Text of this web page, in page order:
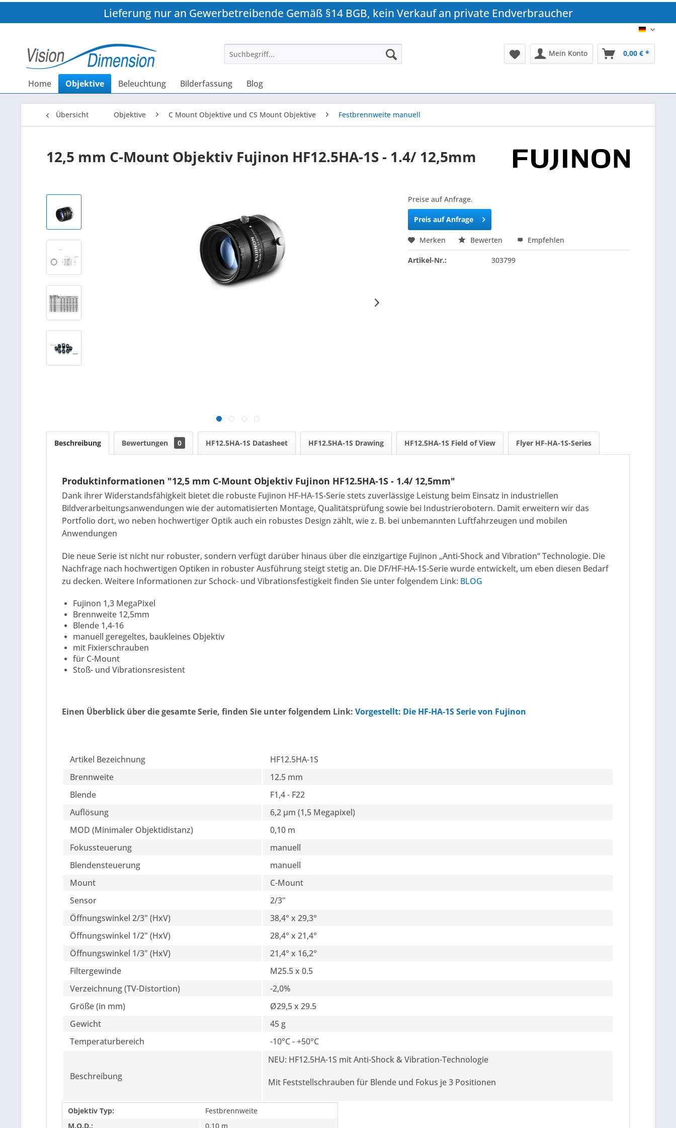
Lieferung nur an Gewerbetreibende Gemäß §14 BGB, kein Verkauf an private Endverbraucher
DE
Mein Konto 0,00 € *
Home Objektive Beleuchtung Bilderfassung Blog
Übersicht Objektive C Mount Objektive und CS Mount Objektive Festbrennweite manuell
12,5 mm C-Mount Objektiv Fujinon HF12.5HA-1S - 1.4/ 12,5mm
Preise auf Anfrage.
Preis auf Anfrage
Merken Bewerten Empfehlen
Artikel-Nr.: 303799
Beschreibung Bewertungen 0 HF12.5HA-1S Datasheet HF12.5HA-1S Drawing HF12.5HA-1S Field of View Flyer HF-HA-1S-Series
Produktinformationen "12,5 mm C-Mount Objektiv Fujinon HF12.5HA-1S - 1.4/ 12,5mm"
Dank ihrer Widerstandsfähigkeit bietet die robuste Fujinon HF-HA-1S-Serie stets zuverlässige Leistung beim Einsatz in industriellen
Bildverarbeitungsanwendungen wie der automatisierten Montage, Qualitätsprüfung sowie bei Industrierobotern. Damit erweitern wir das
Portfolio dort, wo neben hochwertiger Optik auch ein robustes Design zählt, wie z. B. bei unbemannten Luftfahrzeugen und mobilen
Anwendungen
Die neue Serie ist nicht nur robuster, sondern verfügt darüber hinaus über die einzigartige Fujinon „Anti-Shock and Vibration“ Technologie. Die
Nachfrage nach hochwertigen Optiken in robuster Ausführung steigt stetig an. Die DF/HF-HA-1S-Serie wurde entwickelt, um eben diesen Bedarf
zu decken. Weitere Informationen zur Schock- und Vibrationsfestigkeit finden Sie unter folgendem Link: BLOG
Fujinon 1,3 MegaPixel
Brennweite 12,5mm
Blende 1,4-16
manuell geregeltes, baukleines Objektiv
mit Fixierschrauben
für C-Mount
Stoß- und Vibrationsresistent
Einen Überblick über die gesamte Serie, finden Sie unter folgendem Link: Vorgestellt: Die HF-HA-1S Serie von Fujinon
Artikel Bezeichnung
HF12.5HA-1S
Brennweite
12.5 mm
Blende
F1,4 - F22
Auflösung
6,2 µm (1,5 Megapixel)
MOD (Minimaler Objektidistanz)
0,10 m
Fokussteuerung
manuell
Blendensteuerung
manuell
Mount
C-Mount
Sensor
2/3"
Öffnungswinkel 2/3" (HxV)
38,4° x 29,3°
Öffnungswinkel 1/2" (HxV)
28,4° x 21,4°
Öffnungswinkel 1/3" (HxV)
21,4° x 16,2°
Filtergewinde
M25.5 x 0.5
Verzeichnung (TV-Distortion)
-2,0%
Größe (in mm)
Ø29,5 x 29.5
Gewicht
45 g
Temperaturbereich
-10°C - +50°C
Beschreibung
NEU: HF12.5HA-1S mit Anti-Shock & Vibration-Technologie
Mit Feststellschrauben für Blende und Fokus je 3 Positionen
Objektiv Typ:
Festbrennweite
M.O.D.:
0,10 m